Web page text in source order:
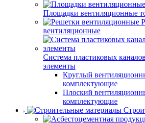
Площадки вентиляционные
вентиляционные
Система пластиковых
элементы
Круглый
комплектующие
Плоский
комплектующие